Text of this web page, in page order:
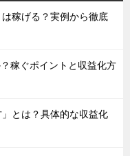
稼げる？実例から徹底
稼ぐポイントと収益化方
とは？具体的な収益化